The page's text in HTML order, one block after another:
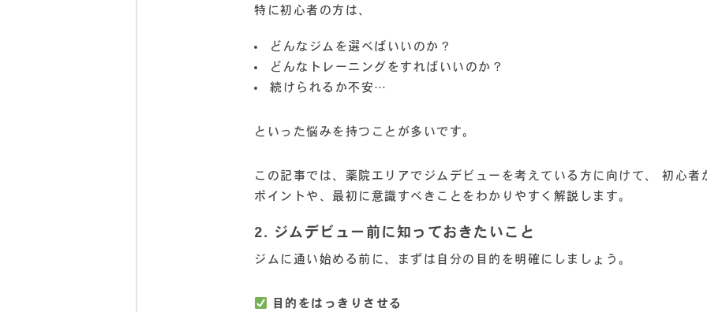
特に初心者の方は、
どんなジムを選べばいいのか？
どんなトレーニングをすればいいのか？
続けられるか不安…
といった悩みを持つことが多いです。
この記事では、薬院エリアでジムデビューを考えている方に向けて、 初心者
ポイントや、最初に意識すべきことをわかりやすく解説します。
2. ジムデビュー前に知っておきたいこと
ジムに通い始める前に、まずは自分の目的を明確にしましょう。
目的をはっきりさせる